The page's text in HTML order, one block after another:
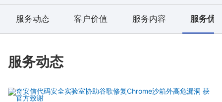
服务动态 客户价值 服务内容 服务优
服务动态